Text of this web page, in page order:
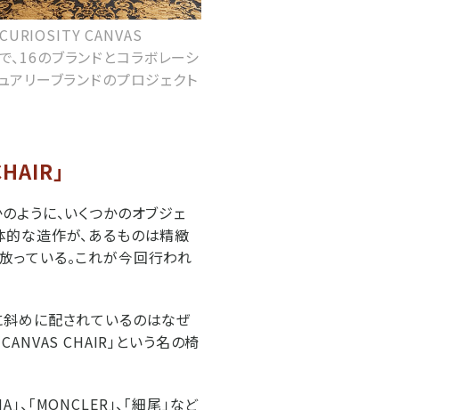
CANVAS
16のブランドとコラボレーシ
リーブランドのプロジェクト
」
ように、いくつかのオブジェ
な造作が、あるものは精緻
っている。これが今回行われ
斜めに配されているのはなぜ
CHAIR」という名の椅
、「MONCLER」、「細尾」など